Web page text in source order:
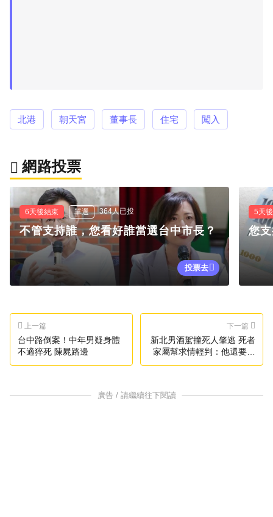
北港 朝天宮 董事長 住宅 闖入
網路投票
6天後結束 單選 364人已投
不管支持誰，您看好誰當選台中市長？
投票去
5天
您
上一篇
台中路倒案！中年男疑身體
不適猝死 陳屍路邊
下一篇
新北男酒駕撞死人肇逃 死者
家屬幫求情輕判：他還要養
孩子
廣告 / 請繼續往下閱讀